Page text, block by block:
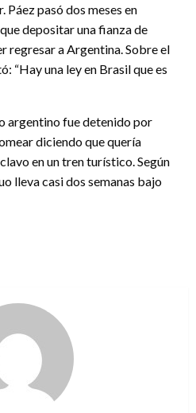
Páez pasó dos meses en
depositar una fianza de
regresar a Argentina. Sobre el
“Hay una ley en Brasil que es
argentino fue detenido por
diciendo que quería
en un tren turístico. Según
lleva casi dos semanas bajo